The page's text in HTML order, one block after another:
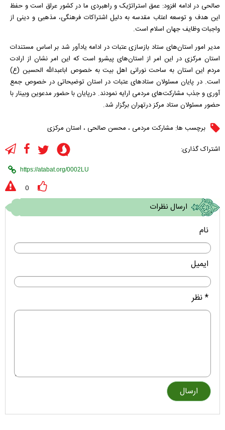
صالحی در ادامه افزود: عمق استراتژیک و راهبردی ما در کشور عراق است و حفظ
این هدف و توسعه اعتاب مقدسه به دلیل اشتراکات فرهنگی، مذهبی و دینی از
واجبات وظایف جهان اسلام است.
مدیر امور استان‌های ستاد بازسازی عتبات در ادامه یادآور شد بر اساس مستندات
استان مرکزی در این امر از استان‌های پیشرو است که این امر نشان از ارادت
مردم این استان به ساحت نورانی اهل بیت به خصوص اباعبدالله الحسین (ع)
است. در پایان مسئولان ستاد‌های عتبات در استان توضیحاتی در خصوص جمع
آوری و جذب مشارکت‌های مردمی ارایه نمودند. درپایان با حضور مدعوین وبینار با
حضور مسئولان ستاد مرکز درتهران برگزار شد.
برچسب ها: مشارکت مردمی ، محسن صالحی ، استان مرکزی
اشتراک گذاری:
0
ارسال نظرات
نام
ایمیل
* نظر